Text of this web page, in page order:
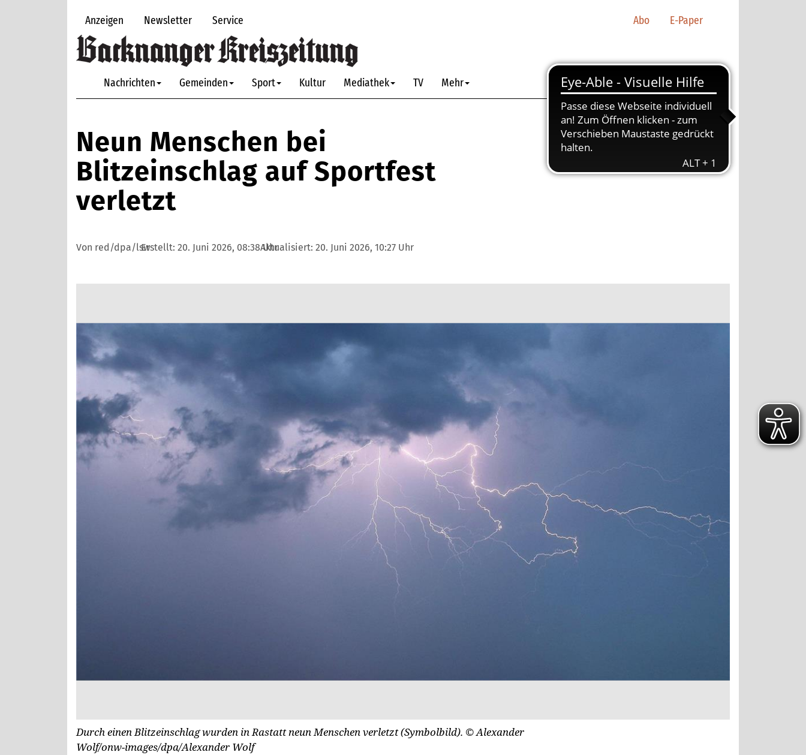
Anzeigen Newsletter Service Abo E-Paper
Nachrichten Gemeinden Sport Kultur Mediathek TV Mehr
Neun Menschen bei
Blitzeinschlag auf Sportfest
verletzt
Von red/dpa/lswErstellt: 20. Juni 2026, 08:38 UhrAktualisiert: 20. Juni 2026, 10:27 Uhr
Durch einen Blitzeinschlag wurden in Rastatt neun Menschen verletzt (Symbolbild). © Alexander
Wolf/onw-images/dpa/Alexander Wolf